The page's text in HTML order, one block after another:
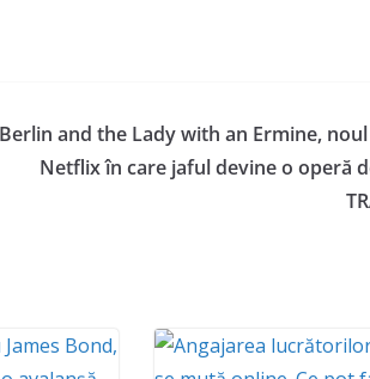
Berlin and the Lady with an Ermine,
Netflix în care jaful devine o operă